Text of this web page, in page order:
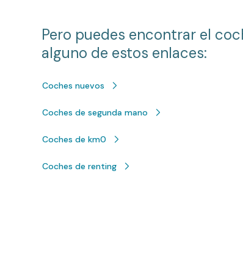
Pero puedes encontrar el
alguno de estos enlaces:
Coches nuevos
Coches de segunda mano
Coches de km0
Coches de renting